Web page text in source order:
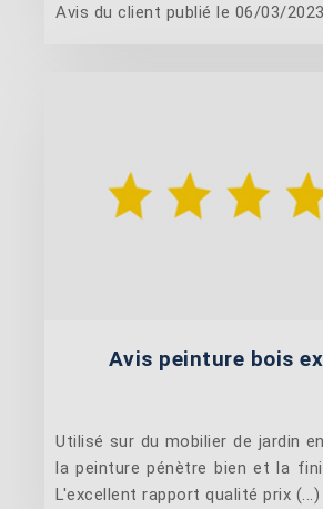
Avis du client publié le 06/03/2023.
Avis peinture bois
Utilisé sur du mobilier de jardin
la peinture pénètre bien et la
L'excellent rapport qualité prix (...)